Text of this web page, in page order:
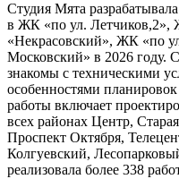
Студия Мята
в ЖК «по ул.
«Некрасовский», ЖК «по
Московский» в 2026 году.
знакомы с техническими
особенностями
работы включает
всех районах Центр,
Проспект Октября,
Колгуевский,
реализовала более 338